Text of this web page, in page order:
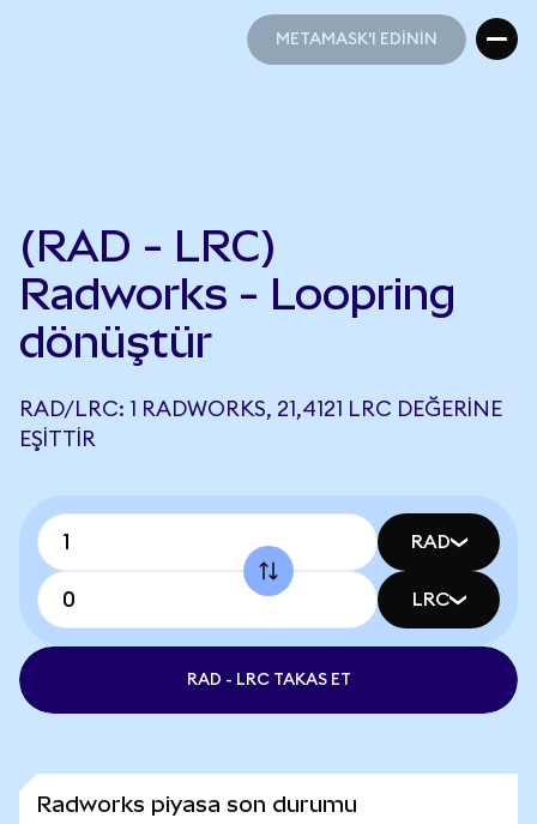
METAMASK'I EDİNİN
(RAD - LRC)
Radworks - Loopring
dönüştür
RAD/LRC: 1 RADWORKS, 21,4121 LRC DEĞERINE
EŞITTIR
RAD
LRC
RAD - LRC TAKAS ET
Radworks piyasa son durumu